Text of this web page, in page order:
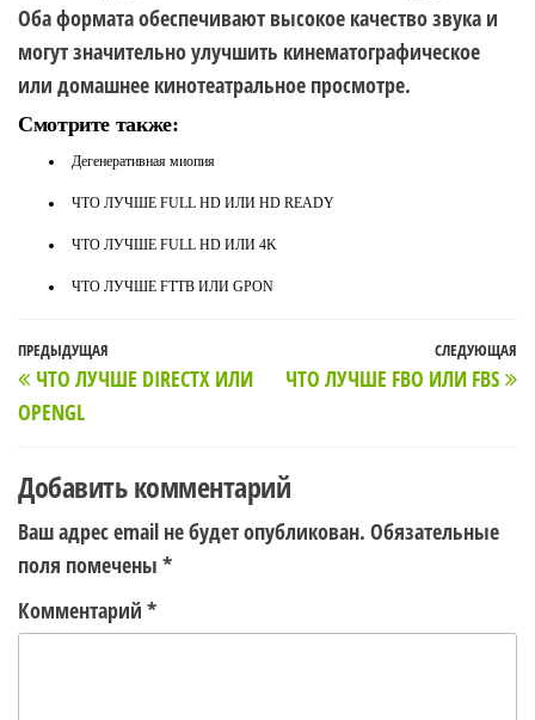
Оба формата обеспечивают высокое качество звука и
могут значительно улучшить кинематографическое
или домашнее кинотеатральное просмотре.
Смотрите также:
Дегенеративная миопия
ЧТО ЛУЧШЕ FULL HD ИЛИ HD READY
ЧТО ЛУЧШЕ FULL HD ИЛИ 4K
ЧТО ЛУЧШЕ FTTB ИЛИ GPON
Навигация
по
записям
Предыдущая
запись
ПРЕДЫДУЩАЯ
ЧТО ЛУЧШЕ DIRECTX ИЛИ
OPENGL
СЛЕДУЮЩАЯ
ЧТО ЛУЧШЕ FBO ИЛИ FBS
Добавить комментарий
Ваш адрес email не будет опубликован. Обязательные
поля помечены *
Комментарий *